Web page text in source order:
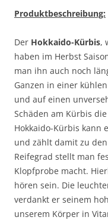
Produktbeschreibung:
Der Hokkaido-Kürbis,
haben im Herbst
man ihn auch noch
Ganzen in einer
und auf einen
Schäden am Kürbis
Hokkaido-Kürbis kann
und zählt damit zu
Reifegrad stellt man
Klopfprobe macht.
hören sein. Die
verdankt er seinem
unserem Körper in